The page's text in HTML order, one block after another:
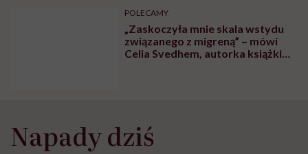
POLECAMY
„Zaskoczyła mnie skala wstydu
związanego z migreną” – mówi
Celia Svedhem, autorka książki
Napady dziś